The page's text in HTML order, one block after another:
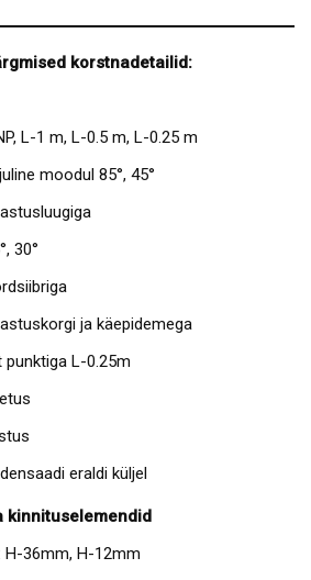
korstnadetailid:
L-1 m, L-0.5 m, L-0.25 m
moodul 85°, 45°
30°
ja käepidemega
L-0.25m
eraldi küljel
kinnituselemendid
36mm, H-12mm